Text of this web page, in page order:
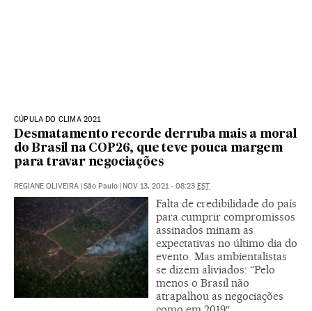
CÚPULA DO CLIMA 2021
Desmatamento recorde derruba mais a moral
do Brasil na COP26, que teve pouca margem
para travar negociações
REGIANE OLIVEIRA | São Paulo | NOV 13, 2021 - 08:23 EST
Falta de credibilidade do país
para cumprir compromissos
assinados minam as
expectativas no último dia do
evento. Mas ambientalistas
se dizem aliviados: “Pelo
menos o Brasil não
atrapalhou as negociações